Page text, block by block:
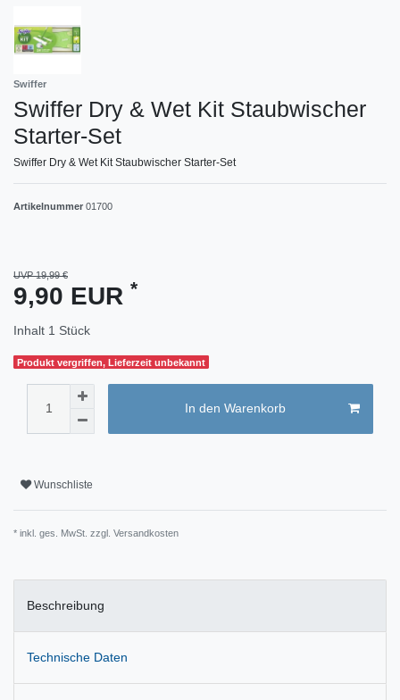
Swiffer
Swiffer Dry & Wet Kit Staubwischer
Starter-Set
Swiffer Dry & Wet Kit Staubwischer Starter-Set
Artikelnummer 01700
UVP 19,99 €
9,90 EUR *
Inhalt 1 Stück
Produkt vergriffen, Lieferzeit unbekannt
In den Warenkorb
Wunschliste
* inkl. ges. MwSt. zzgl. Versandkosten
Beschreibung
Technische Daten